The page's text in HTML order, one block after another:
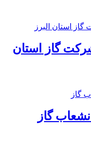
گاز استان
گاز